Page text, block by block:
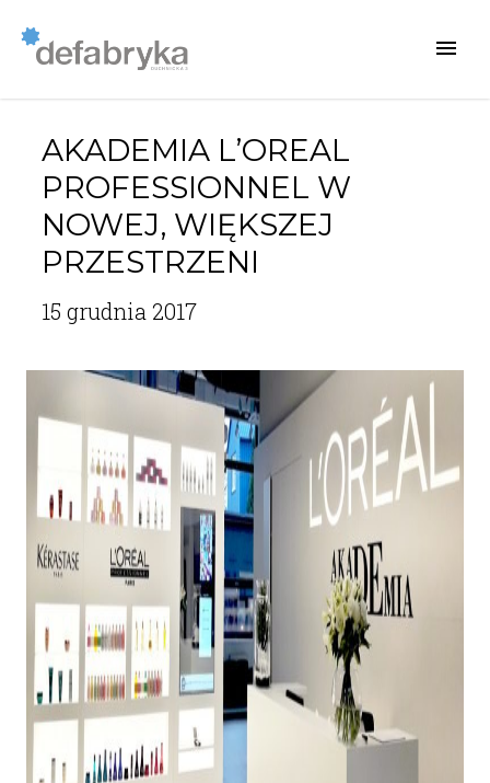
AKADEMIA L’OREAL
PROFESSIONNEL W
NOWEJ, WIĘKSZEJ
PRZESTRZENI
15 grudnia 2017